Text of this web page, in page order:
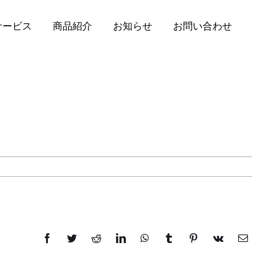
ビス 商品紹介 お知らせ お問い合わせ
FacebookTwitterRedditLinkedInWhatsAppTumblrPinterest
Vk
電